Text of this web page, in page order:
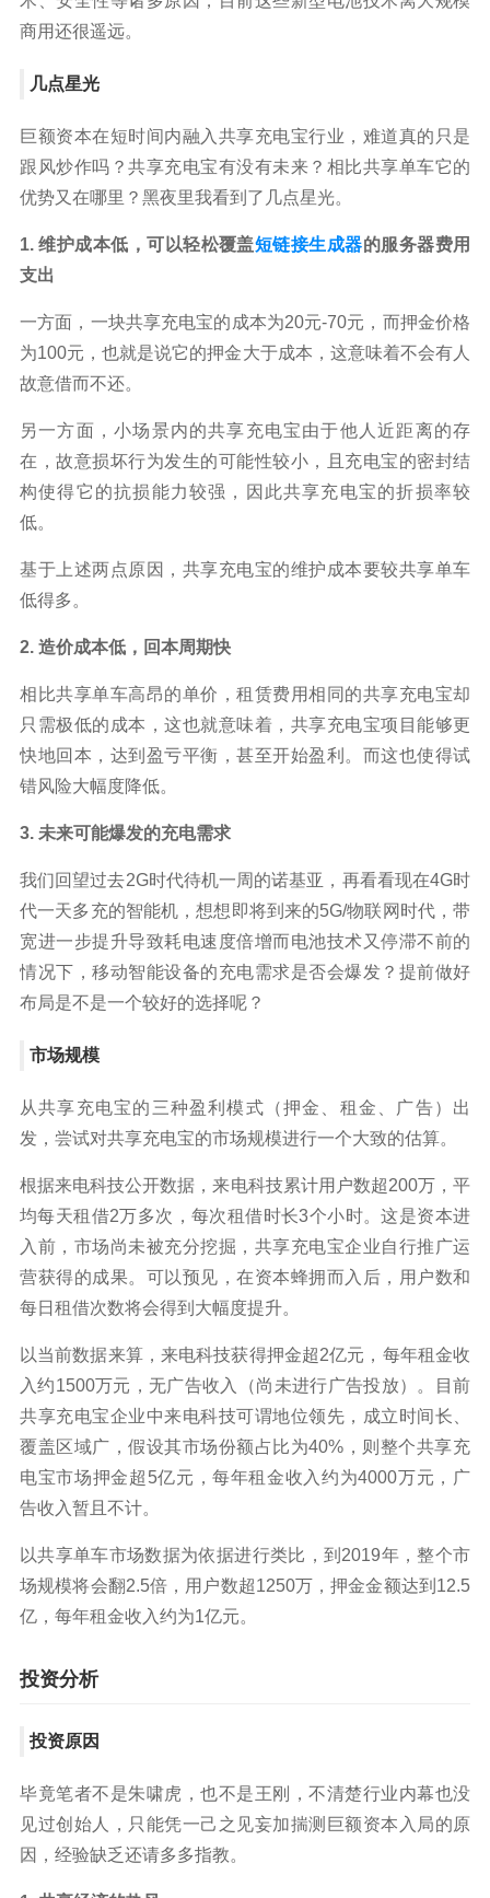
商用还很遥远。
几点星光
巨额资本在短时间内融入共享充电宝行业，难道真的只是
跟风炒作吗？共享充电宝有没有未来？相比共享单车它的
优势又在哪里？黑夜里我看到了几点星光。
1. 维护成本低，可以轻松覆盖短链接生成器的服务器费用
支出
一方面，一块共享充电宝的成本为20元-70元，而押金价格
为100元，也就是说它的押金大于成本，这意味着不会有人
故意借而不还。
另一方面，小场景内的共享充电宝由于他人近距离的存
在，故意损坏行为发生的可能性较小，且充电宝的密封结
构使得它的抗损能力较强，因此共享充电宝的折损率较
低。
基于上述两点原因，共享充电宝的维护成本要较共享单车
低得多。
2. 造价成本低，回本周期快
相比共享单车高昂的单价，租赁费用相同的共享充电宝却
只需极低的成本，这也就意味着，共享充电宝项目能够更
快地回本，达到盈亏平衡，甚至开始盈利。而这也使得试
错风险大幅度降低。
3. 未来可能爆发的充电需求
我们回望过去2G时代待机一周的诺基亚，再看看现在4G时
代一天多充的智能机，想想即将到来的5G/物联网时代，带
宽进一步提升导致耗电速度倍增而电池技术又停滞不前的
情况下，移动智能设备的充电需求是否会爆发？提前做好
布局是不是一个较好的选择呢？
市场规模
从共享充电宝的三种盈利模式（押金、租金、广告）出
发，尝试对共享充电宝的市场规模进行一个大致的估算。
根据来电科技公开数据，来电科技累计用户数超200万，平
均每天租借2万多次，每次租借时长3个小时。这是资本进
入前，市场尚未被充分挖掘，共享充电宝企业自行推广运
营获得的成果。可以预见，在资本蜂拥而入后，用户数和
每日租借次数将会得到大幅度提升。
以当前数据来算，来电科技获得押金超2亿元，每年租金收
入约1500万元，无广告收入（尚未进行广告投放）。目前
共享充电宝企业中来电科技可谓地位领先，成立时间长、
覆盖区域广，假设其市场份额占比为40%，则整个共享充
电宝市场押金超5亿元，每年租金收入约为4000万元，广
告收入暂且不计。
以共享单车市场数据为依据进行类比，到2019年，整个市
场规模将会翻2.5倍，用户数超1250万，押金金额达到12.5
亿，每年租金收入约为1亿元。
投资分析
投资原因
毕竟笔者不是朱啸虎，也不是王刚，不清楚行业内幕也没
见过创始人，只能凭一己之见妄加揣测巨额资本入局的原
因，经验缺乏还请多多指教。